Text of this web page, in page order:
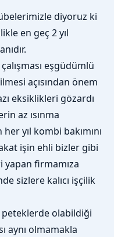
diyoruz ki
en geç 2 yıl
eşgüdümlü
açısından önem
eksiklikleri gözardı
az ısınma
yıl kombi bakımını
işin ehli bizler gibi
firmamıza
sizlere kalıcı işçilik
olabildiği
aynı olmamakla